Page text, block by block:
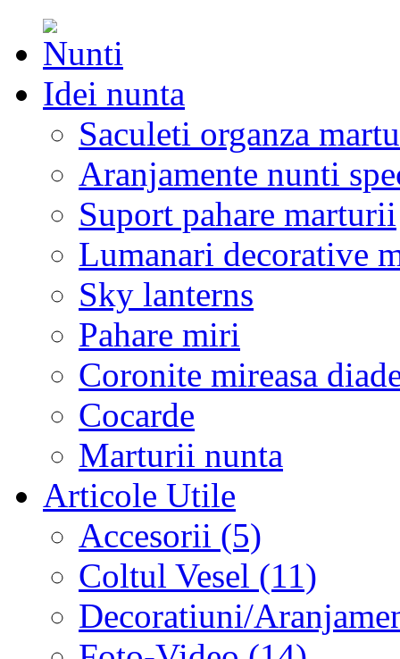
Idei nunta
Saculeti organza
Aranjamente nunti
Suport pahare marturii
Lumanari decorative
Sky lanterns
Pahare miri
Coronite mireasa
Cocarde
Marturii nunta
Articole Utile
Accesorii (5)
Coltul Vesel (11)
Decoratiuni/